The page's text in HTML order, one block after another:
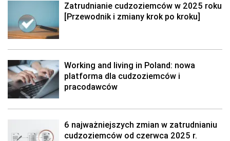
Zatrudnianie cudzoziemców w 2025 roku
[Przewodnik i zmiany krok po kroku]
Working and living in Poland: nowa
platforma dla cudzoziemców i
pracodawców
6 najważniejszych zmian w zatrudnianiu
cudzoziemców od czerwca 2025 r.